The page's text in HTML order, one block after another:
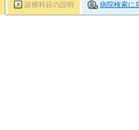
診療科目の説明 病院検索に